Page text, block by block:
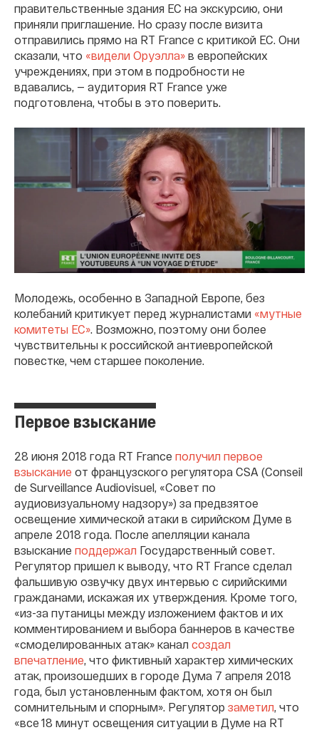
правительственные здания ЕС на экскурсию, они
приняли приглашение. Но сразу после визита
отправились прямо на RT France с критикой ЕС. Они
сказали, что «видели Оруэлла» в европейских
учреждениях, при этом в подробности не
вдавались, — аудитория RT France уже
подготовлена, чтобы в это поверить.
Молодежь, особенно в Западной Европе, без
колебаний критикует перед журналистами «мутные
комитеты ЕС». Возможно, поэтому они более
чувствительны к российской антиевропейской
повестке, чем старшее поколение.
Первое взыскание
28 июня 2018 года RT France получил первое
взыскание от французского регулятора CSA (Conseil
de Surveillance Audiovisuel, «Совет по
аудиовизуальному надзору») за предвзятое
освещение химической атаки в сирийском Думе в
апреле 2018 года. После апелляции канала
взыскание поддержал Государственный совет.
Регулятор пришел к выводу, что RT France сделал
фальшивую озвучку двух интервью с сирийскими
гражданами, искажая их утверждения. Кроме того,
«из-за путаницы между изложением фактов и их
комментированием и выбора баннеров в качестве
«смоделированных атак» канал создал
впечатление, что фиктивный характер химических
атак, произошедших в городе Дума 7 апреля 2018
года, был установленным фактом, хотя он был
сомнительным и спорным». Регулятор заметил, что
«все 18 минут освещения ситуации в Думе на RT